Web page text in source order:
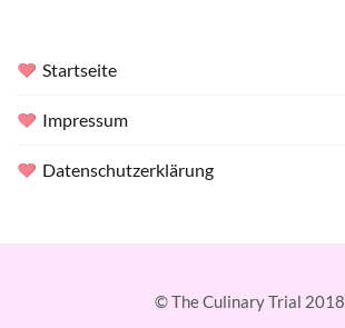
Startseite
Impressum
Datenschutzerklärung
© The Culinary Trial 2018